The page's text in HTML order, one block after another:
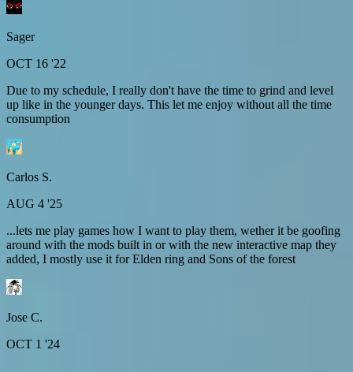
Sager
OCT 16 '22
Due to my schedule, I really don't have the time to grind and level
up like in the younger days. This let me enjoy without all the time
consumption
Carlos S.
AUG 4 '25
...lets me play games how I want to play them, wether it be goofing
around with the mods built in or with the new interactive map they
added, I mostly use it for Elden ring and Sons of the forest
Jose C.
OCT 1 '24